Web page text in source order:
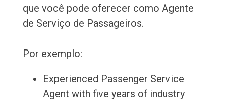
que você pode oferecer como Agente
de Serviço de Passageiros.
Por exemplo:
Experienced Passenger Service
Agent with five years of industry